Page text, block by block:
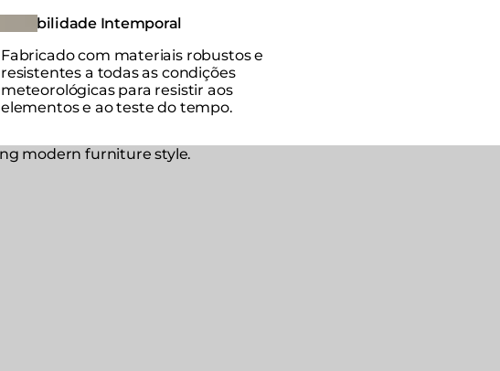
Durabilidade Intemporal
Fabricado com materiais robustos e
resistentes a todas as condições
meteorológicas para resistir aos
elementos e ao teste do tempo.